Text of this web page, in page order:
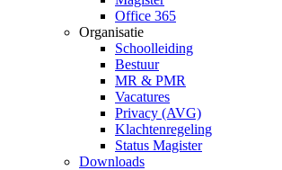
Office 365
Organisatie
Schoolleiding
Bestuur
MR & PMR
Vacatures
Privacy (AVG)
Klachtenregeling
Status Magister
Downloads